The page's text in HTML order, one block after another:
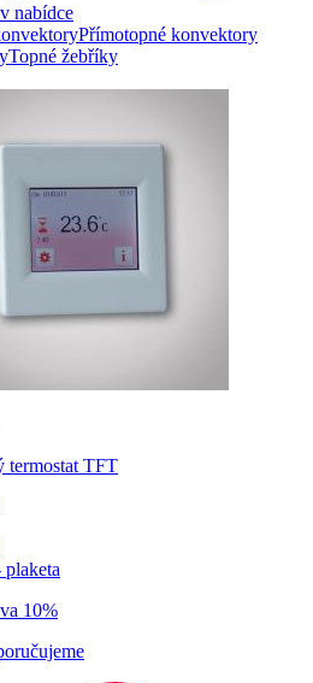
nabídce
Přímotopné konvektory
Topné žebříky
termostat TFT
10%